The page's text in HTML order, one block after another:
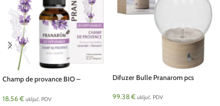
Champ de provance BIO –
Pranarom
18.56€ uključ. PDV
Difuzer Bulle Pranarom pcs
99.38€ uključ. PDV